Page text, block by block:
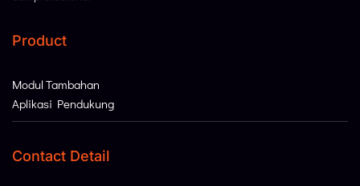
Product
Modul Tambahan
Aplikasi Pendukung
Contact Detail